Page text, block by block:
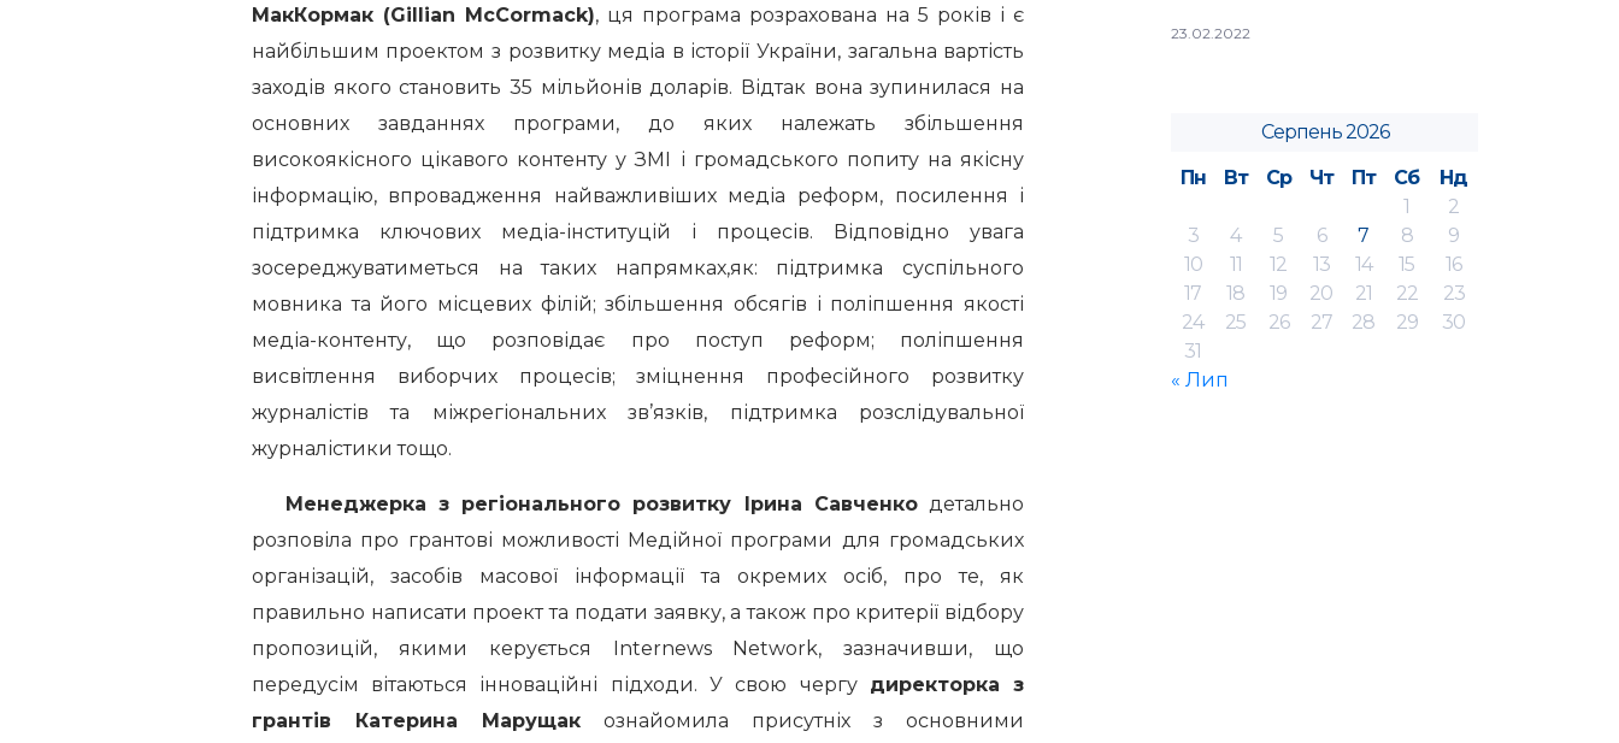
МакКормак (Gillian McCormack), ця програма розрахована на 5 років і є
найбільшим проектом з розвитку медіа в історії України, загальна вартість
заходів якого становить 35 мільйонів доларів. Відтак вона зупинилася на
основних завданнях програми, до яких належать збільшення
високоякісного цікавого контенту у ЗМІ і громадського попиту на якісну
інформацію, впровадження найважливіших медіа реформ, посилення і
підтримка ключових медіа-інституцій і процесів. Відповідно увага
зосереджуватиметься на таких напрямках,як: підтримка суспільного
мовника та його місцевих філій; збільшення обсягів і поліпшення якості
медіа-контенту, що розповідає про поступ реформ; поліпшення
висвітлення виборчих процесів; зміцнення професійного розвитку
журналістів та міжрегіональних зв’язків, підтримка розслідувальної
журналістики тощо.
Менеджерка з регіонального розвитку Ірина Савченкодетально
розповіла про грантові можливості Медійної програми для громадських
організацій, засобів масової інформації та окремих осіб, про те, як
правильно написати проект та подати заявку, а також про критерії відбору
пропозицій, якими керується Internews Network, зазначивши, що
передусім вітаються інноваційні підходи. У свою чергу директорка з
грантів Катерина Марущакознайомила присутніх з основними
23.02.2022
Серпень 2026
Пн
Вт Ср Чт Пт Сб
Нд
1
2
3
4 5 6 7 8
9
10
11 12 13 14 15
16
17
18 19 20 21 22
23
24
25 26 27 28 29
30
31
« Лип